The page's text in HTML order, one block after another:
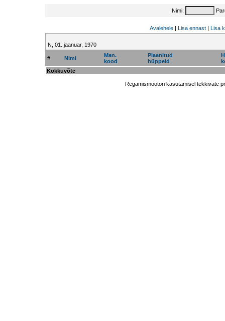
Nimi:
Avalehele| Lisa ennast| Lisa
N, 01. jaanuar, 1970
# Nimi
Man.
kood
Plaanitud
hüppeid
Kokkuvõte
Regamismootori kasutamisel tekkivate